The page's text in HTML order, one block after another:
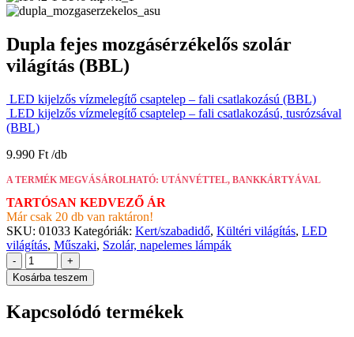
Dupla fejes mozgásérzékelős szolár
világítás (BBL)
LED kijelzős vízmelegítő csaptelep – fali csatlakozású (BBL)
LED kijelzős vízmelegítő csaptelep – fali csatlakozású, tusrózsával
(BBL)
9.990 Ft
A TERMÉK MEGVÁSÁROLHATÓ: UTÁNVÉTTEL, BANKKÁRTYÁVAL
TARTÓSAN KEDVEZŐ ÁR
Már csak 20 db van raktáron!
SKU: 01033 Kategóriák: Kert/szabadidő, Kültéri világítás, LED
világítás, Műszaki, Szolár, napelemes lámpák
-
+
Kosárba teszem
Kapcsolódó termékek